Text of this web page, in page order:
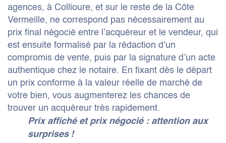
agences, à Collioure, et sur le reste de la Côte
Vermeille, ne correspond pas nécessairement au
prix final négocié entre l’acquéreur et le vendeur, qui
est ensuite formalisé par la rédaction d’un
compromis de vente, puis par la signature d’un acte
authentique chez le notaire. En fixant dès le départ
un prix conforme à la valeur réelle de marché de
votre bien, vous augmenterez les chances de
trouver un acquéreur très rapidement.
Prix affiché et prix négocié : attention aux
surprises !